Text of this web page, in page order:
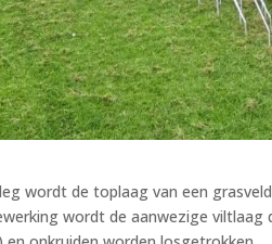
wordt de toplaag van een
wordt de aanwezige